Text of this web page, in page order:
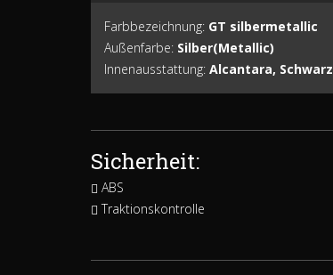
Farbbezeichnung: GT silbermetallic
Außenfarbe: Silber(Metallic)
Innenausstattung: Alcantara, Schwarz
Sicherheit:
ABS
Traktionskontrolle